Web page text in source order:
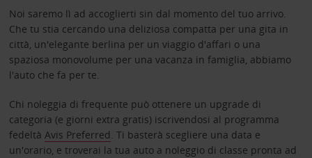
Noi saremo lì ad accoglierti sin dal momento del tuo arrivo.
Che tu stia cercando una deliziosa compatta per una gita in
città, un'elegante berlina per un viaggio d'affari o una
spaziosa monovolume per una vacanza in famiglia, abbiamo
l'auto che fa per te.
Chi noleggia di frequente può ottenere un upgrade di
categoria (e giorni extra gratis) iscrivendosi al programma
fedeltà Avis Preferred. Ti basterà scegliere una data e
un'orario, e troverai la tua auto a noleggio di classe pronta ad